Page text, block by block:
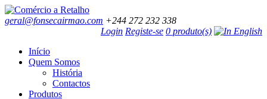
geral@fonsecairmao.com +244 272 232 338
Login Registe-se 0 produto(s)
Início
Quem Somos
História
Contactos
Produtos